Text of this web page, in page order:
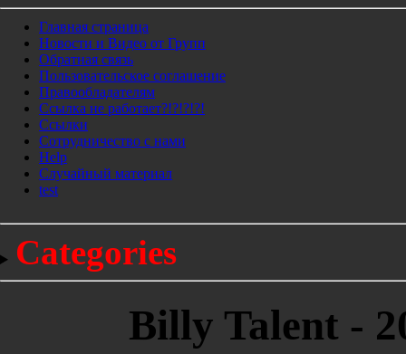
Главная страница
Новости и Видео от Групп
Обратная связь
Пользовательское соглашение
Правообладателям
Ссылка не работает?!?!?!?!
Ссылки
Сотрудничество с нами
Help
Cлучайный материал
test
Categories
Billy Talent -